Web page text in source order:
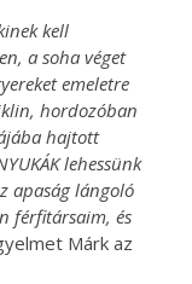
kell
a soha véget
emeletre
hordozóban
hajtott
lehessünk
apaság lángoló
férfitársaim, és
Márk az